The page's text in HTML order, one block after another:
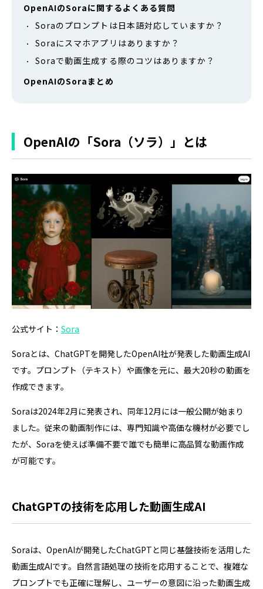
OpenAIのSoraに関するよくある質問
Soraのプロンプトは日本語対応していますか？
Soraにスマホアプリはありますか？
Soraで動画生成する際のコツはありますか？
OpenAIのSoraまとめ
OpenAIの「Sora（ソラ）」とは
公式サイト： Sora
Soraとは、ChatGPTを開発したOpenAI社が発表した動画生成AI
です。プロンプト（テキスト）や画像を元に、最大20秒の動画を
作成できます。
Soraは2024年2月に発表され、同年12月には一般公開が始まり
ました。従来の動画制作には、専門知識や高価な機材が必要でし
たが、Soraを使えば準備不要で誰でも簡単に高品質な動画作成
が可能です。
ChatGPTの技術を応用した動画生成AI
Soraは、OpenAIが開発したChatGPTと同じ基盤技術を活用した
動画生成AIです。自然言語処理の技術を応用することで、複雑な
プロンプトでも正確に理解し、ユーザーの意図に沿った動画生成